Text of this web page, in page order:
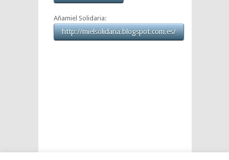
Añamiel Solidaria:
http://mielsolidaria.blogspot.com.es/